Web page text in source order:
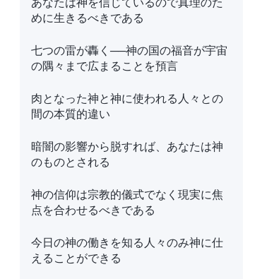
めに生きるべきである
七つの雷が轟く──神の国の福音が宇宙
の隅々まで広まることを預言
肉となった神と神に使われる人々との
間の本質的違い
暗闇の影響から脱すれば、あなたは神
のものとされる
神の信仰は宗教的儀式でなく現実に焦
点を合わせるべきである
今日の神の働きを知る人々のみ神に仕
えることができる